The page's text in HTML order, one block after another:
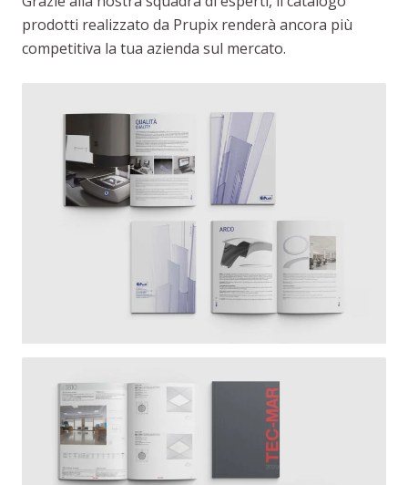
prodotti realizzato da Prupix renderà ancora più
competitiva la tua azienda sul mercato.